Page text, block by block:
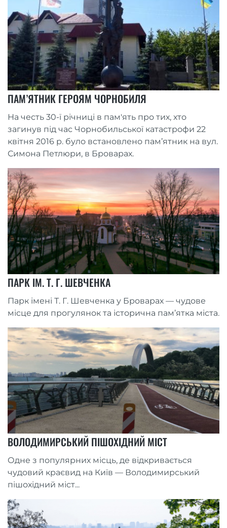
ПАМ’ЯТНИК ГЕРОЯМ ЧОРНОБИЛЯ
На честь 30-ї річниці в пам'ять про тих, хто
загинув під час Чорнобильської катастрофи 22
квітня 2016 р. було встановлено пам’ятник на вул.
Симона Петлюри, в Броварах.
ПАРК ІМ. Т. Г. ШЕВЧЕНКА
Парк імені Т. Г. Шевченка у Броварах — чудове
місце для прогулянок та історична пам’ятка міста.
ВОЛОДИМИРСЬКИЙ ПІШОХІДНИЙ МІСТ
Одне з популярних місць, де відкривається
чудовий краєвид на Київ — Володимирський
пішохідний міст...